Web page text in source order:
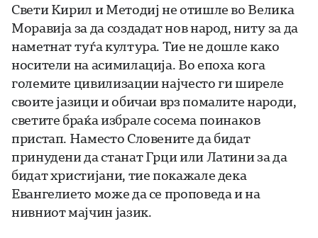
Свети Кирил и Методиј не отишле во Велика
Моравија за да создадат нов народ, ниту за да
наметнат туѓа култура. Тие не дошле како
носители на асимилација. Во епоха кога
големите цивилизации најчесто ги ширеле
своите јазици и обичаи врз помалите народи,
светите браќа избрале сосема поинаков
пристап. Наместо Словените да бидат
принудени да станат Грци или Латини за да
бидат христијани, тие покажале дека
Евангелието може да се проповеда и на
нивниот мајчин јазик.